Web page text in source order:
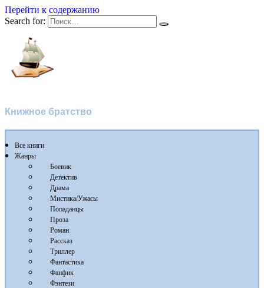
Перейти к содержанию
Search for:
Книжное братство
Все книги
Жанры
Боевик
Детектив
Драма
Мистика/Ужасы
Попаданцы
Проза
Роман
Рассказ
Триллер
Фантастика
Фанфик
Фэнтези